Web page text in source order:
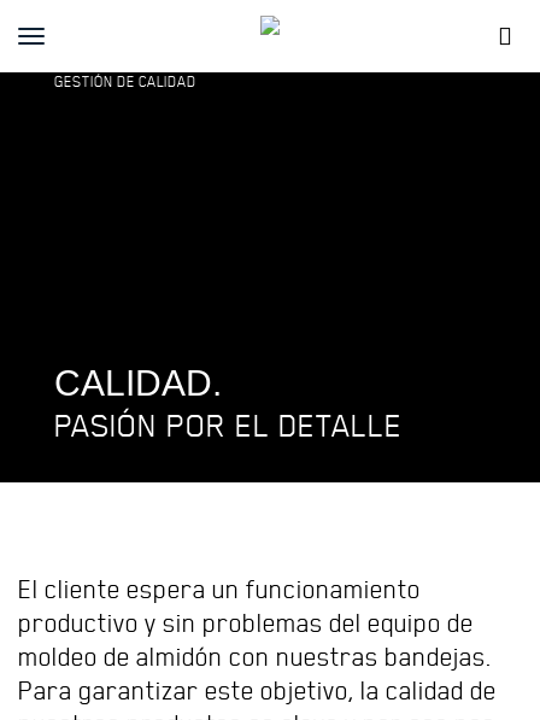
Toggle
GESTIÓN DE CALIDAD
CALIDAD.
PASIÓN POR EL DETALLE
El cliente espera un funcionamiento
productivo y sin problemas del equipo de
moldeo de almidón con nuestras bandejas.
Para garantizar este objetivo, la calidad de